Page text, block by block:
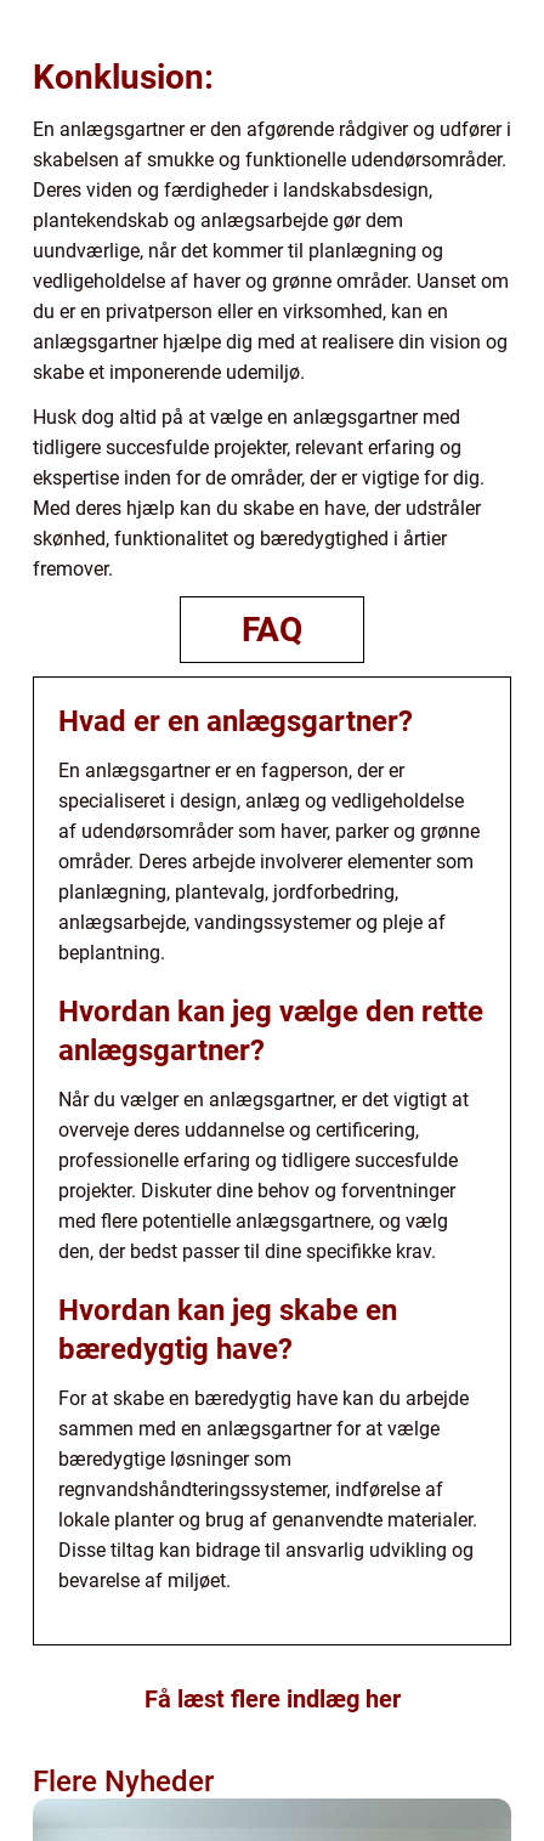
Konklusion:
En anlægsgartner er den afgørende rådgiver og udfører i
skabelsen af smukke og funktionelle udendørsområder.
Deres viden og færdigheder i landskabsdesign,
plantekendskab og anlægsarbejde gør dem
uundværlige, når det kommer til planlægning og
vedligeholdelse af haver og grønne områder. Uanset om
du er en privatperson eller en virksomhed, kan en
anlægsgartner hjælpe dig med at realisere din vision og
skabe et imponerende udemiljø.
Husk dog altid på at vælge en anlægsgartner med
tidligere succesfulde projekter, relevant erfaring og
ekspertise inden for de områder, der er vigtige for dig.
Med deres hjælp kan du skabe en have, der udstråler
skønhed, funktionalitet og bæredygtighed i årtier
fremover.
FAQ
Hvad er en anlægsgartner?
En anlægsgartner er en fagperson, der er
specialiseret i design, anlæg og vedligeholdelse
af udendørsområder som haver, parker og grønne
områder. Deres arbejde involverer elementer som
planlægning, plantevalg, jordforbedring,
anlægsarbejde, vandingssystemer og pleje af
beplantning.
Hvordan kan jeg vælge den rette
anlægsgartner?
Når du vælger en anlægsgartner, er det vigtigt at
overveje deres uddannelse og certificering,
professionelle erfaring og tidligere succesfulde
projekter. Diskuter dine behov og forventninger
med flere potentielle anlægsgartnere, og vælg
den, der bedst passer til dine specifikke krav.
Hvordan kan jeg skabe en
bæredygtig have?
For at skabe en bæredygtig have kan du arbejde
sammen med en anlægsgartner for at vælge
bæredygtige løsninger som
regnvandshåndteringssystemer, indførelse af
lokale planter og brug af genanvendte materialer.
Disse tiltag kan bidrage til ansvarlig udvikling og
bevarelse af miljøet.
Få læst flere indlæg her
Flere Nyheder